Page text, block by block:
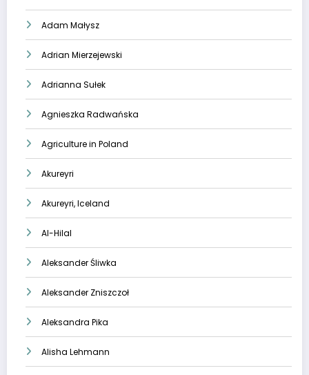
Adam Małysz
Adrian Mierzejewski
Adrianna Sułek
Agnieszka Radwańska
Agriculture in Poland
Akureyri
Akureyri, Iceland
Al-Hilal
Aleksander Śliwka
Aleksander Zniszczoł
Aleksandra Pika
Alisha Lehmann